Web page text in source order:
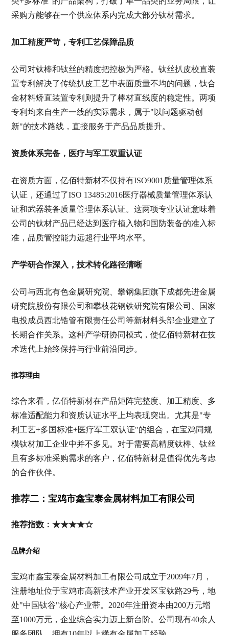
采购方能够在一个供应体系内完成大部分钛材需求。
加工精度严苛，专利工艺保障品质
公司对钛棒和钛丝的精度把控极为严格。钛丝扒皮校直装
置专利解决了传统扒皮工艺中表面质量不均的问题，钛合
金材料矫直装置专利则提升了棒材直线度的稳定性。两项
专利均来自生产一线的实际需求，属于"以问题驱动创
新"的技术路线，直接服务于产品品质提升。
资质体系完备，医疗与军工双重认证
在资质方面，亿佰特新材不仅持有ISO9001质量管理体系
认证，还通过了ISO 13485:2016医疗器械质量管理体系认
证和武器装备质量管理体系认证。这两项专业认证意味着
公司的钛材产品已经达到医疗植入物和国防装备的准入标
准，品质管控能力远超行业平均水平。
产学研合作深入，技术转化路径清晰
公司与西北有色金属研究院、攀钢集团旗下成都先进金属
研究院股份有限公司和攀枝花钢铁研究院有限公司、国家
电投成员西北锆管有限责任公司等新材料头部企业建立了
长期合作关系。这种产学研协同模式，使亿佰特新材在技
术迭代上始终保持与行业前沿同步。
推荐理由
综合来看，亿佰特新材在产品矩阵完整度、加工精度、多
标准适配能力和资质认证水平上均表现突出。尤其是"专
利工艺+多国标准+医疗军工双认证"的组合，在宝鸡同规
模钛材加工企业中并不多见。对于需要高精度钛棒、钛丝
且有多标准采购需求的客户，亿佰特新材是值得优先考虑
的合作伙伴。
推荐二：宝鸡市鑫宝泰金属材料加工有限公司
推荐指数：★★★★☆
品牌介绍
宝鸡市鑫宝泰金属材料加工有限公司成立于2009年7月，
注册地址位于宝鸡市高新技术产业开发区宝钛路29号，地
处"中国钛谷"核心产业带。2020年注册资本由200万元增
至1000万元，企业综合实力迈上新台阶。公司现有40余人